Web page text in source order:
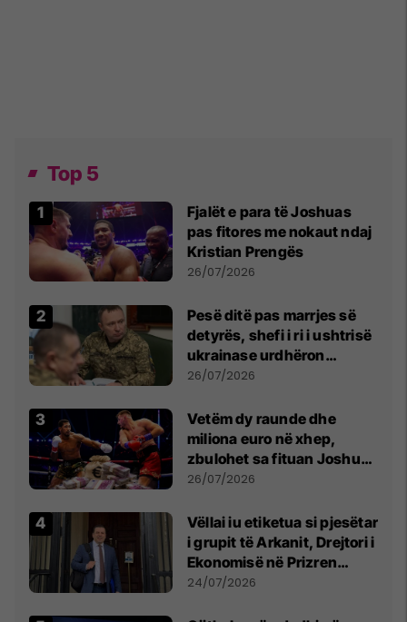
Top 5
Fjalët e para të Joshuas
pas fitores me nokaut ndaj
Kristian Prengës
26/07/2026
Pesë ditë pas marrjes së
detyrës, shefi i ri i ushtrisë
ukrainase urdhëron
kontroll të madh
26/07/2026
Vetëm dy raunde dhe
miliona euro në xhep,
zbulohet sa fituan Joshua
e Prenga
26/07/2026
Vëllai iu etiketua si pjesëtar
i grupit të Arkanit, Drejtori i
Ekonomisë në Prizren
mohon pretendimet
24/07/2026